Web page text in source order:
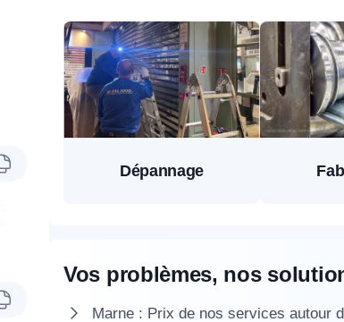
Dépannage
Vos problèmes, nos
Marne : Prix de nos services autour